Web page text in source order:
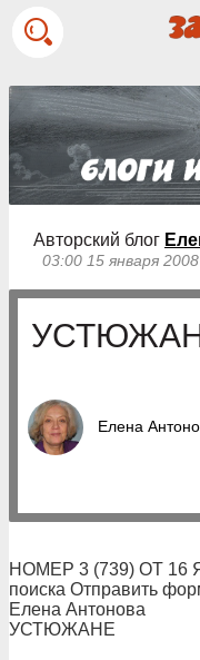
Авторский блог
03:00 15 января 2008
Елена
НОМЕР 3 (739) ОТ 16
поиска Отправить
Елена Антонова
УСТЮЖАНЕ